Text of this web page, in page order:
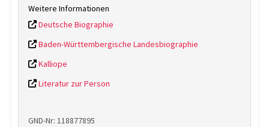
Weitere Informationen
Deutsche Biographie
Baden-Württembergische Landesbiographie
Kalliope
Literatur zur Person
GND-Nr: 118877895